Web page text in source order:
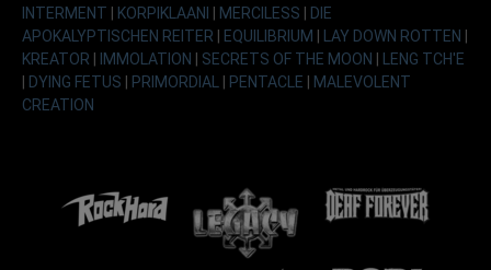
INTERMENT | KORPIKLAANI | MERCILESS | DIE
APOKALYPTISCHEN REITER | EQUILIBRIUM | LAY DOWN ROTTEN |
KREATOR | IMMOLATION | SECRETS OF THE MOON | LENG TCH'E
| DYING FETUS | PRIMORDIAL | PENTACLE | MALEVOLENT
CREATION